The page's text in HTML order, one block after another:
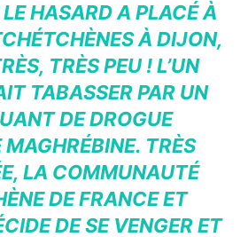
HASARD A PLACÉ À
À DIJON,
TRÈS PEU ! L’UN
TABASSER PAR UN
DE DROGUE
MAGHRÉBINE. TRÈS
LA COMMUNAUTÉ
DE FRANCE ET
DE SE VENGER ET